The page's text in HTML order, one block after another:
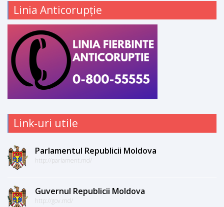
Linia Anticorupție
Link-uri utile
Parlamentul Republicii Moldova
http://parlament.md/
Guvernul Republicii Moldova
http://gov.md/